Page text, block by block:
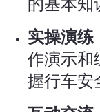
实操演练
作演示和
握行车安